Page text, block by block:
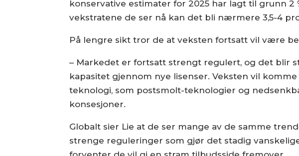
konservative estimater for 2025 har lagt til grunn 2
vekstratene de ser nå kan det bli nærmere 3,5-4
På lengre sikt tror de at veksten fortsatt vil være
– Markedet er fortsatt strengt regulert, og det blir
kapasitet gjennom nye lisenser. Veksten vil
teknologi, som postsmolt-teknologier og
konsesjoner.
Globalt sier Lie at de ser mange av de samme
strenge reguleringer som gjør det stadig